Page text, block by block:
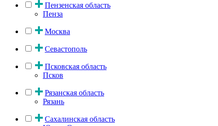
Пензенская область
Пенза
Москва
Севастополь
Псковская область
Псков
Рязанская область
Рязань
Сахалинская область